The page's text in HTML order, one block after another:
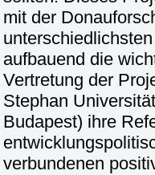
mit der
aufbauend die
Vertretung der
Stephan
Budapest) ihre
verbundenen